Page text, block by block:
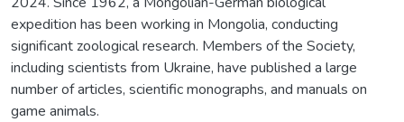
expedition has been working in Mongolia, conducting
significant zoological research. Members of the Society,
including scientists from Ukraine, have published a large
number of articles, scientific monographs, and manuals on
game animals.